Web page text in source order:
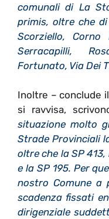
comunali di La
primis, oltre che di
Scorziello, Corno
Serracapilli,
Fortunato, Via Dei
Inoltre – conclude
si ravvisa,
situazione molto
Strade Provinciali
oltre che la SP
e la SP 195. Per
nostro Comune a
scadenza fissati
dirigenziale